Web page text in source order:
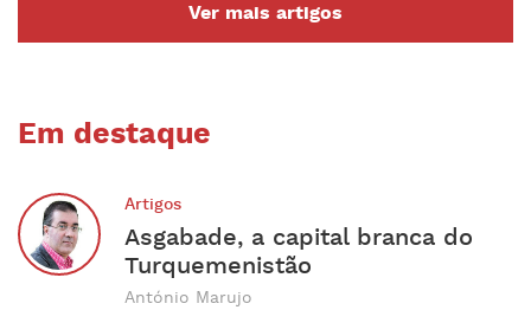
Em destaque
Artigos
Asgabade, a capital branca do
Turquemenistão
António Marujo
Ver mais artigos